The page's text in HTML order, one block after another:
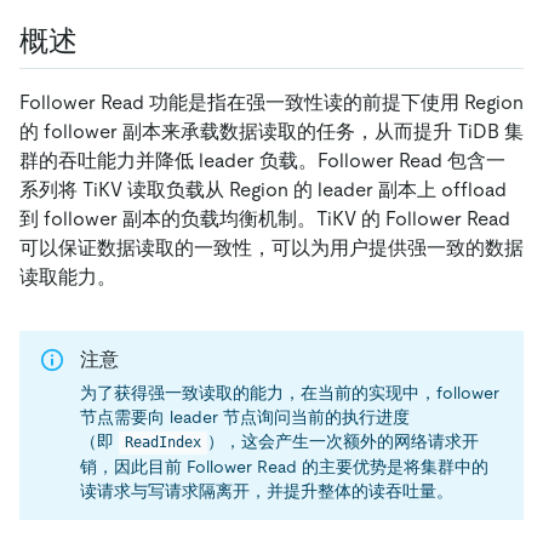
概述
Follower Read 功能是指在强一致性读的前提下使用 Region
的 follower 副本来承载数据读取的任务，从而提升 TiDB 集
群的吞吐能力并降低 leader 负载。Follower Read 包含一
系列将 TiKV 读取负载从 Region 的 leader 副本上 offload
到 follower 副本的负载均衡机制。TiKV 的 Follower Read
可以保证数据读取的一致性，可以为用户提供强一致的数据
读取能力。
注意
为了获得强一致读取的能力，在当前的实现中，follower
节点需要向 leader 节点询问当前的执行进度
（即
ReadIndex ），这会产生一次额外的网络请求开
销，因此目前 Follower Read 的主要优势是将集群中的
读请求与写请求隔离开，并提升整体的读吞吐量。